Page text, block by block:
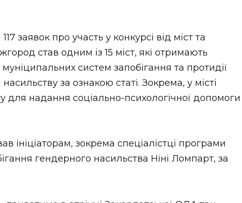
заявок про участь у конкурсі від міст та
став одним із 15 міст, які отримають
систем запобігання та протидії
за ознакою статі. Зокрема, у місті
для надання соціально-психологічної допомоги
ініціаторам, зокрема спеціалістці програми
гендерного насильства Ніні Ломпарт, за